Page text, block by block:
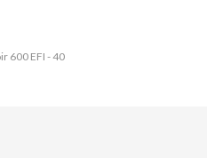
600 EFI - 40